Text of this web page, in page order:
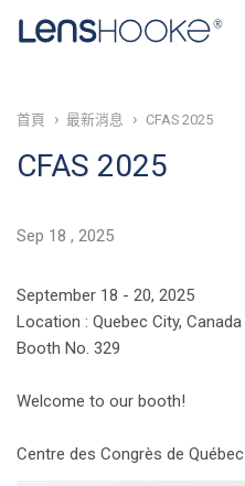
首頁 最新消息 CFAS 2025
CFAS 2025
Sep 18 2025
September 18 - 20, 2025
Location : Quebec City, Canada
Booth No. 329
Welcome to our booth!
Centre des Congrès de Québec